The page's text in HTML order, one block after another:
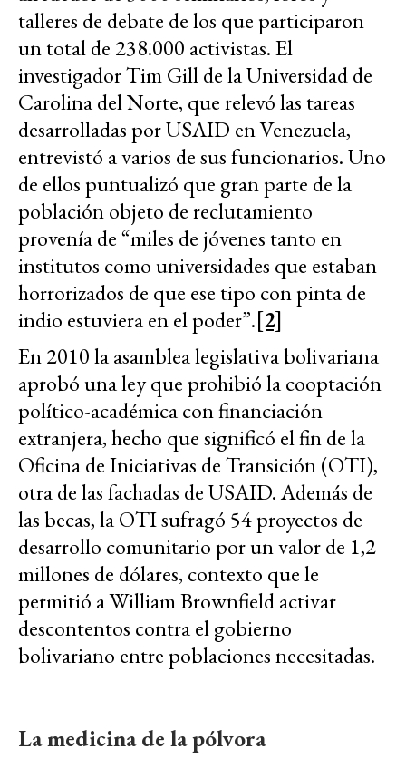
talleres de debate de los que participaron
un total de 238.000 activistas. El
investigador Tim Gill de la Universidad de
Carolina del Norte, que relevó las tareas
desarrolladas por USAID en Venezuela,
entrevistó a varios de sus funcionarios. Uno
de ellos puntualizó que gran parte de la
población objeto de reclutamiento
provenía de “miles de jóvenes tanto en
institutos como universidades que estaban
horrorizados de que ese tipo con pinta de
indio estuviera en el poder”.[2]
En 2010 la asamblea legislativa bolivariana
aprobó una ley que prohibió la cooptación
político-académica con financiación
extranjera, hecho que significó el fin de la
Oficina de Iniciativas de Transición (OTI),
otra de las fachadas de USAID. Además de
las becas, la OTI sufragó 54 proyectos de
desarrollo comunitario por un valor de 1,2
millones de dólares, contexto que le
permitió a William Brownfield activar
descontentos contra el gobierno
bolivariano entre poblaciones necesitadas.
La medicina de la pólvora